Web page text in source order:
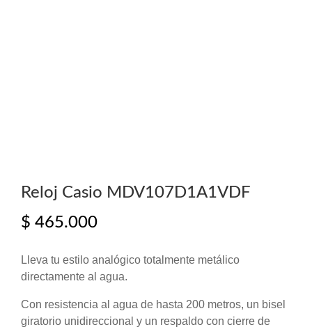
Reloj Casio MDV107D1A1VDF
$ 465.000
Lleva tu estilo analógico totalmente metálico
directamente al agua.
Con resistencia al agua de hasta 200 metros, un bisel
giratorio unidireccional y un respaldo con cierre de